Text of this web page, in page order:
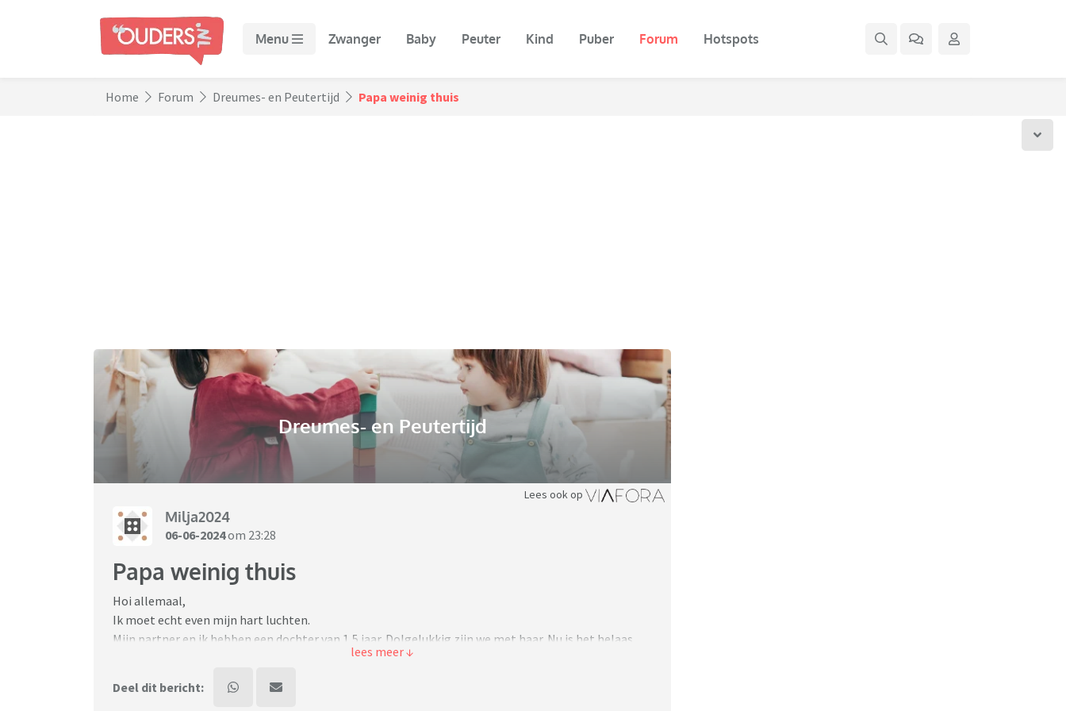
Menu Zwanger Baby Peuter Kind Puber Forum Hotspots
Home Forum Dreumes- en Peutertijd Papa weinig thuis
Dreumes- en Peutertijd
Lees ook op
Milja2024
06-06-2024om 23:28
Papa weinig thuis
Hoi allemaal,
Ik moet echt even mijn hart luchten.
Mijn partner en ik hebben een dochter van 1,5 jaar. Dolgelukkig zijn we met haar. Nu is het helaas
wel zo dat het de laatste maanden wat minder soepel loopt tussen mijn partner en mij. Hij heeft
Hierdoor komt eigenlijk de volledige zorg van onze dochter op mij terecht. Ik geniet enorm van
Deel dit bericht: